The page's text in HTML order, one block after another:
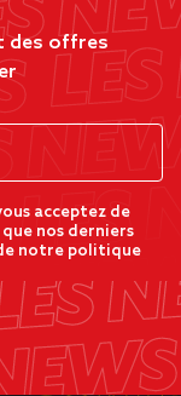
des offres
acceptez de
nos derniers
notre politique